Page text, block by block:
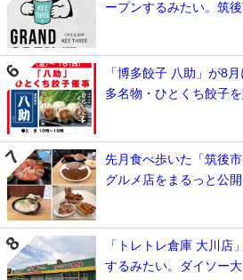
ープンするみたい。筑後
「博多餃子 八助」が8
多名物・ひとくち餃子を
先月食べ歩いた「筑後
グルメ店をまるっと公
「トレトレ倉庫 大川店
するみたい。ダイソー